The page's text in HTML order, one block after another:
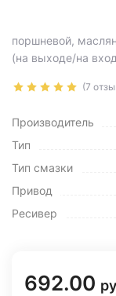
поршневой,
(на выходе/на
(7
Производитель
Тип
Тип смазки
Привод
Ресивер
692.00